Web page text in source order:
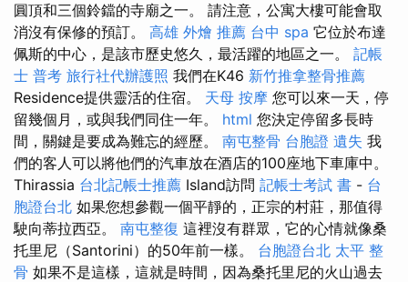
圓頂和三個鈴鐺的寺廟之一。 請注意，公寓大樓可能會取
消沒有保修的預訂。 高雄 外燴 推薦 台中 spa 它位於布達
佩斯的中心，是該市歷史悠久，最活躍的地區之一。 記帳
士 普考 旅行社代辦護照 我們在K46 新竹推拿整骨推薦
Residence提供靈活的住宿。 天母 按摩 您可以來一天，停
留幾個月，或與我們同住一年。 html 您決定停留多長時
間，關鍵是要成為難忘的經歷。 南屯整骨 台胞證 遺失 我
們的客人可以將他們的汽車放在酒店的100座地下車庫中。
Thirassia 台北記帳士推薦 Island訪問 記帳士考試 書 - 台
胞證台北 如果您想參觀一個平靜的，正宗的村莊，那值得
駛向蒂拉西亞。 南屯整復 這裡沒有群眾，它的心情就像桑
托里尼（Santorini）的50年前一樣。 台胞證台北 太平 整
骨 如果不是這樣，這就是時間，因為桑托里尼的火山過去